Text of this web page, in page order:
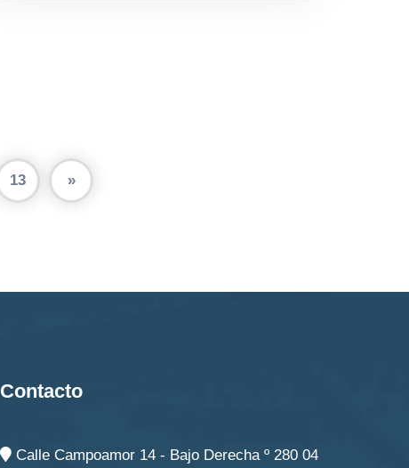
13 »
Contacto
Calle Campoamor 14 - Bajo Derecha º 280 04